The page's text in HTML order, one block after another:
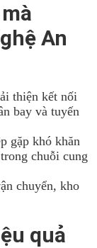
An
thiện kết nối
bay và tuyến
gặp khó khăn
chuỗi cung
chuyển, kho
quả